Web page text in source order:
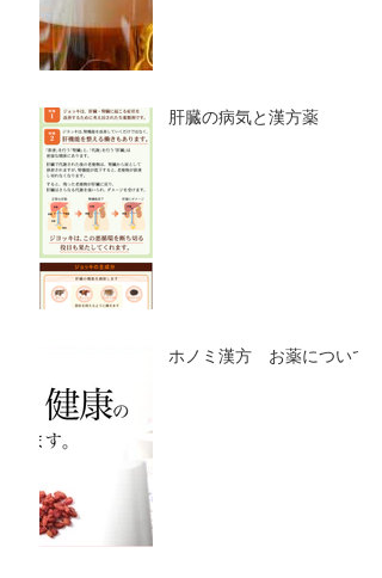
肝臓の病気と漢方薬
ホノミ漢方 お薬について